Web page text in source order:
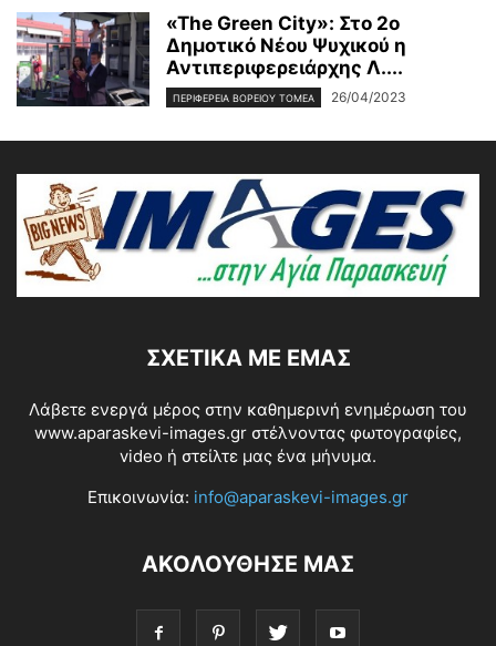
«The Green City»: Στο 2ο
Δημοτικό Νέου Ψυχικού η
Αντιπεριφερειάρχης Λ....
ΠΕΡΙΦΕΡΕΙΑ ΒΟΡΕΙΟΥ ΤΟΜΕΑ 26/04/2023
ΣΧΕΤΙΚΆ ΜΕ ΕΜΆΣ
Λάβετε ενεργά μέρος στην καθημερινή ενημέρωση του
www.aparaskevi-images.gr στέλνοντας φωτογραφίες,
video ή στείλτε μας ένα μήνυμα.
Επικοινωνία: info@aparaskevi-images.gr
ΑΚΟΛΟΥΘΗΣΕ ΜΑΣ